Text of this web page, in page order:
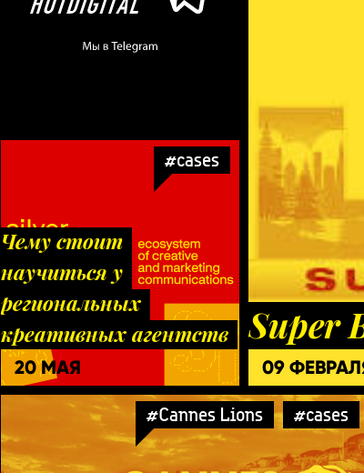
Super
09
#Cannes Lions #cases
#cases
Чему стоит
научиться у
региональных
креативных агентств
20 МАЯ